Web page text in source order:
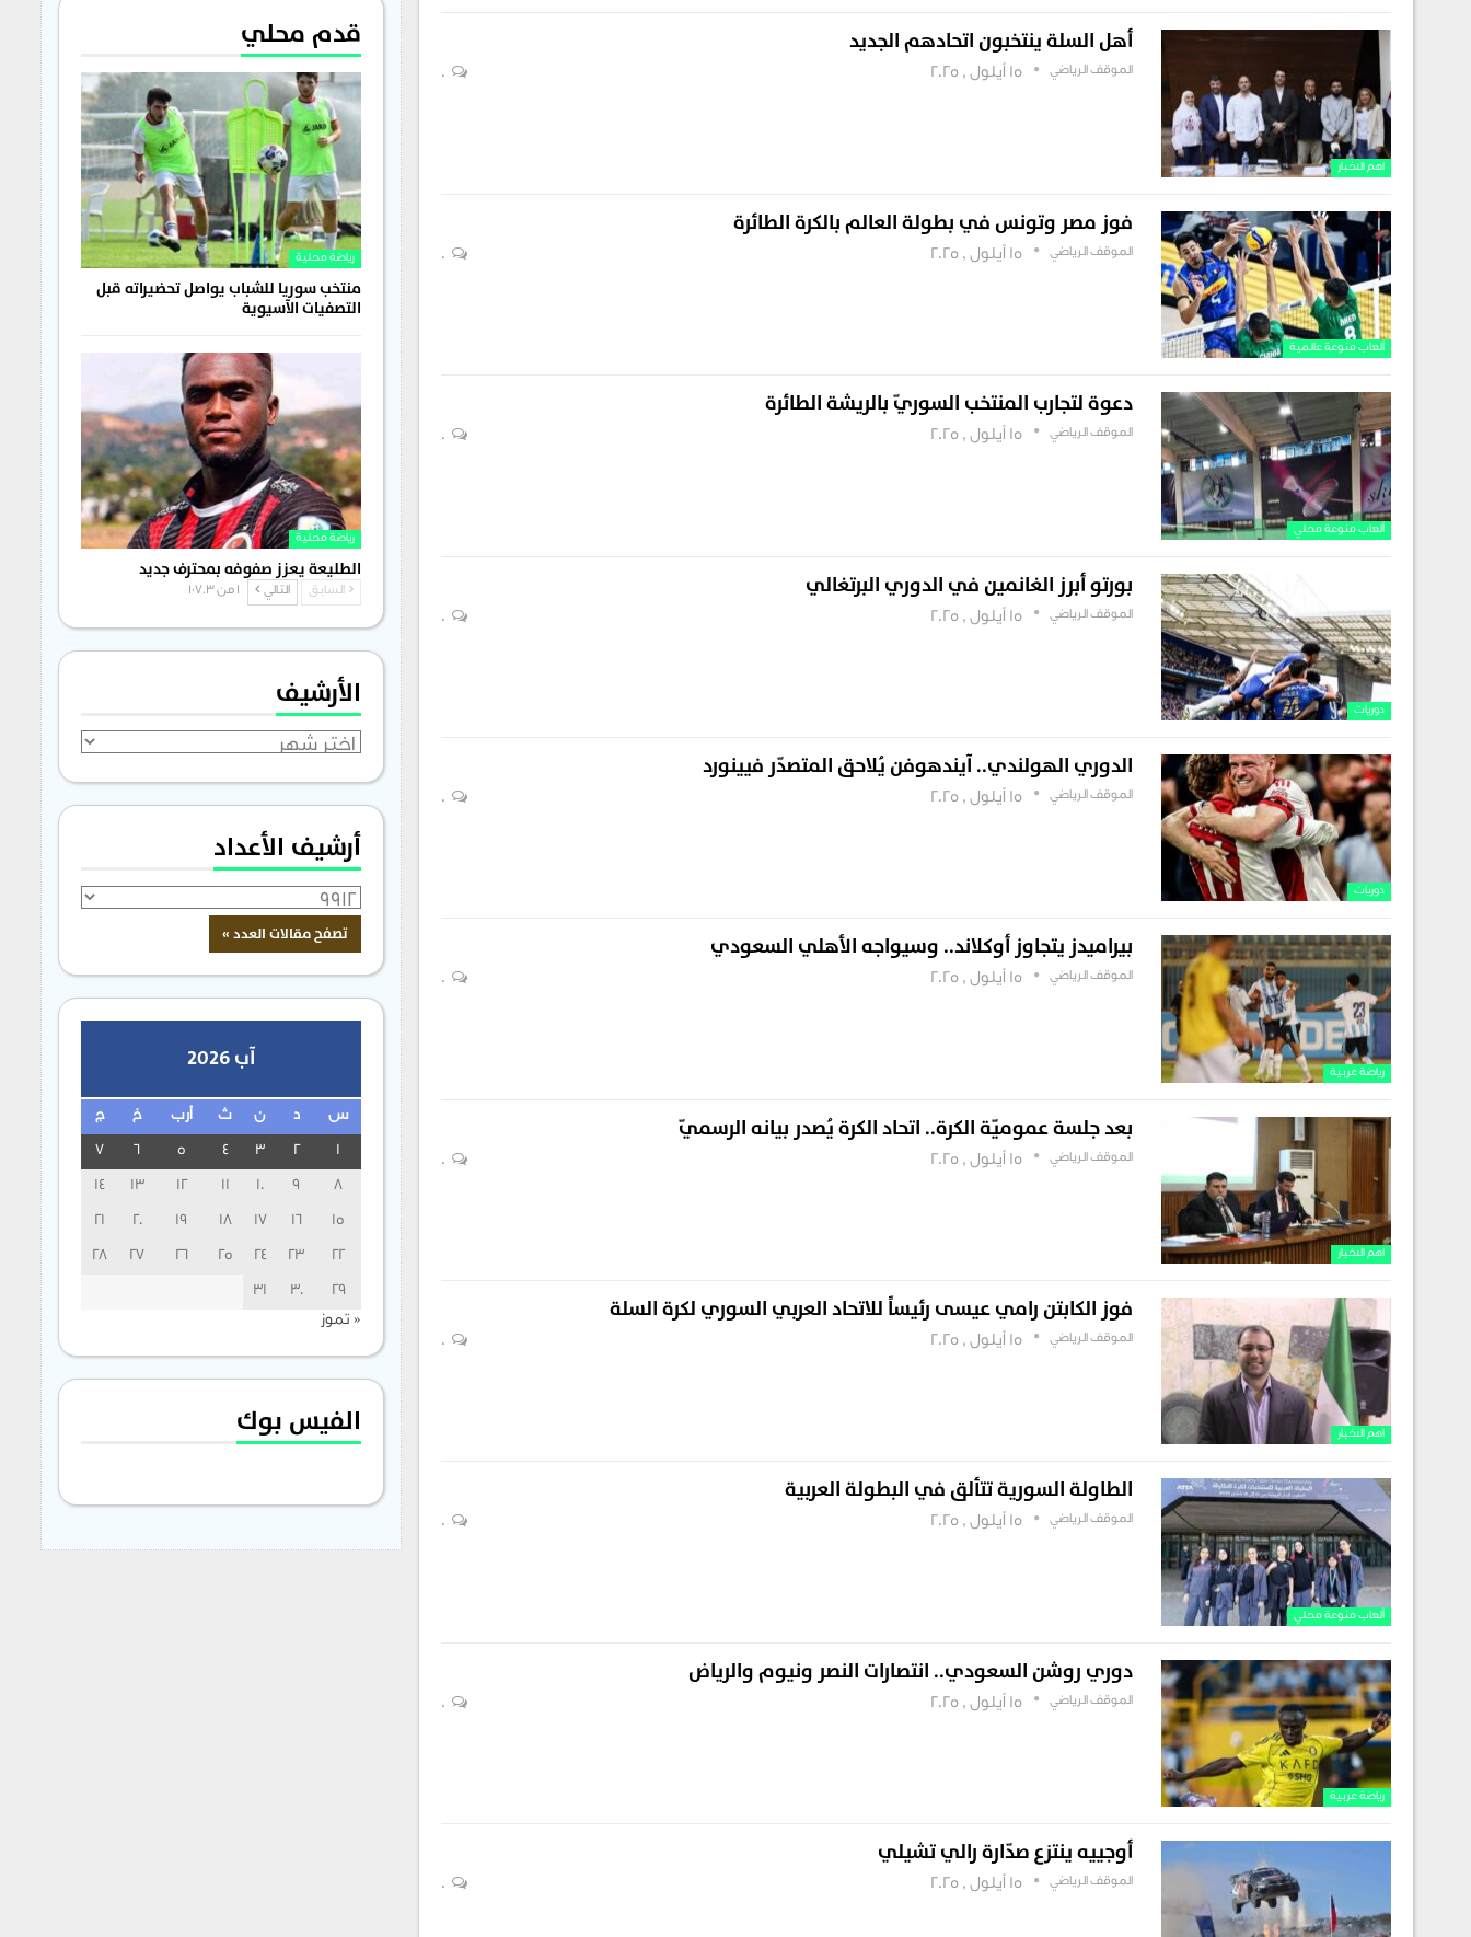
اهم الاخبار
أهل السلة ينتخبون اتحادهم الجديد
الموقف الرياضي 15 أيلول , 2025
ألعاب منوعة عالمية
فوز مصر وتونس في بطولة العالم بالكرة الطائرة
الموقف الرياضي 15 أيلول , 2025
ألعاب منوعة محلي
دعوة لتجارب المنتخب السوريّ بالريشة الطائرة
الموقف الرياضي 15 أيلول , 2025
دوريات
بورتو أبرز الغانمين في الدوري البرتغالي
الموقف الرياضي 15 أيلول , 2025
دوريات
الدوري الهولندي.. آيندهوفن يُلاحق المتصدّر فيينورد
الموقف الرياضي 15 أيلول , 2025
رياضة عربية
بيراميدز يتجاوز أوكلاند.. وسيواجه الأهلي السعودي
الموقف الرياضي 15 أيلول , 2025
اهم الاخبار
بعد جلسة عموميّة الكرة.. اتحاد الكرة يُصدر بيانه الرسميّ
الموقف الرياضي 15 أيلول , 2025
اهم الاخبار
فوز الكابتن رامي عيسى رئيساً للاتحاد العربي السوري لكرة السلة
الموقف الرياضي 15 أيلول , 2025
ألعاب منوعة محلي
الطاولة السورية تتألق في البطولة العربية
الموقف الرياضي 15 أيلول , 2025
رياضة عربية
دوري روشن السعودي.. انتصارات النصر ونيوم والرياض
الموقف الرياضي 15 أيلول , 2025
أوجييه ينتزع صدّارة رالي تشيلي
الموقف الرياضي 15 أيلول , 2025
قدم محلي
رياضة محلية
منتخب سوريا للشباب يواصل تحضيراته قبل
التصفيات الآسيوية
رياضة محلية
الطليعة يعزز صفوفه بمحترف جديد
السابق التالي 1 من 1٬703
الأرشيف
الأرشيف
أرشيف الأعداد
آب 2026
س د ن ث أرب خ ج
1
2
3
4
5
6
7
8
9
10
11
12
13
14
15
16
17
18
19
20
21
22
23
24
25
26
27
28
29
30
31
« تموز
الفيس بوك